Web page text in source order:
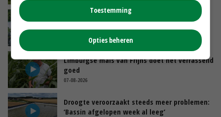
Oekraïne-vlogger Kees Huizinga: ‘Bezoek van
de ambassade mag zelf groente plukken’
Limburgse mais van Frijns doet het verrassend
goed
07-08-2026
Droogte veroorzaakt steeds meer problemen:
‘Bassin afgelopen week al leeg’
Toestemming
Opties beheren